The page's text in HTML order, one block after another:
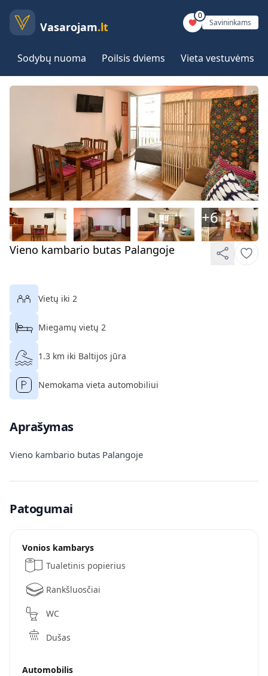
Vasarojam.lt
0
Savininkams
Sodybų nuoma Poilsis dviems Vieta vestuvėms
Vieno kambario butas Palangoje
+6
Vietų iki 2
Miegamų vietų 2
1.3 km iki Baltijos jūra
Nemokama vieta automobiliui
Aprašymas
Vieno kambario butas Palangoje
Patogumai
Vonios kambarys
Tualetinis popierius
Rankšluosčiai
WC
Dušas
Automobilis